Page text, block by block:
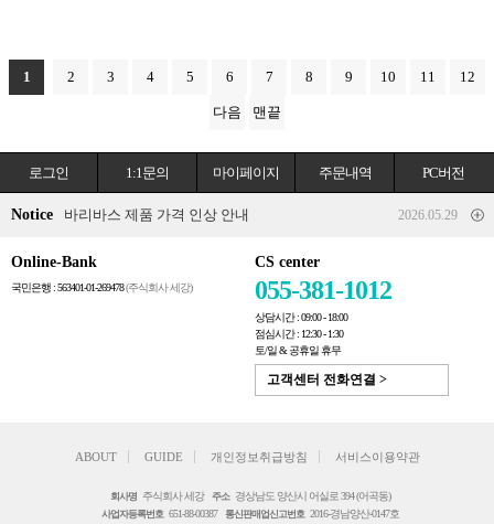
1 2 3 4 5 6 7 8 9 10 11 12
다음 맨끝
로그인 1:1문의 마이페이지 주문내역 PC버전
Notice 바리바스 제품 가격 인상 안내 2026.05.29
Online-Bank
국민은행 : 563401-01-269478(주식회사 세강)
CS center
055-381-1012
상담시간 : 09:00 - 18:00
점심시간 : 12:30 - 1:30
토/일 & 공휴일 휴무
고객센터 전화연결 >
ABOUT GUIDE 개인정보취급방침 서비스이용약관
회사명 주식회사 세강 주소 경상남도 양산시 어실로 394 (어곡동)
사업자등록번호 651-88-00387 통신판매업신고번호 2016-경남양산-0147호